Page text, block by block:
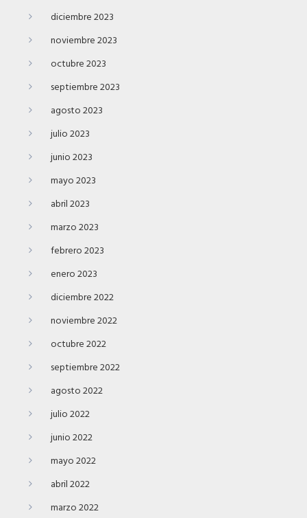
diciembre 2023
noviembre 2023
octubre 2023
septiembre 2023
agosto 2023
julio 2023
junio 2023
mayo 2023
abril 2023
marzo 2023
febrero 2023
enero 2023
diciembre 2022
noviembre 2022
octubre 2022
septiembre 2022
agosto 2022
julio 2022
junio 2022
mayo 2022
abril 2022
marzo 2022